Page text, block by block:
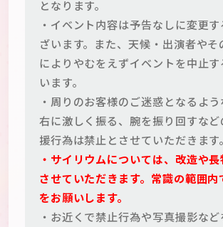
となります。
・イベント内容は予告なしに変更
ざいます。また、天候・出演者やそ
によりやむをえずイベントを中止
います。
・周りのお客様のご迷惑となるよ
右に激しく振る、腕を振り回すな
援行為は禁止とさせていただきます。
・サイリウムについては、改造や
させていただきます。常識の範囲内
をお願いします。
・お近くで禁止行為や写真撮影な